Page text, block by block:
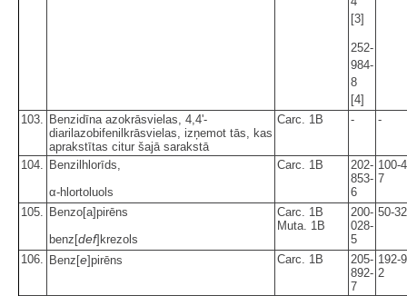
[3]
252-
984-
8
[4]
103.
Benzidīna azokrāsvielas, 4,4'-
diarilazobifenilkrāsvielas, izņemot tās, kas
aprakstītas citur šajā sarakstā
Carc. 1B - -
104.
Benzilhlorīds,
α-hlortoluols
Carc. 1B
202-
853-
6
100-
7
105.
Benzo[a]pirēns
benz[def]krezols
Carc. 1B
Muta. 1B
200-
028-
5
50-
106. Benz[e]pirēns Carc. 1B
205-
892-
7
192-
2